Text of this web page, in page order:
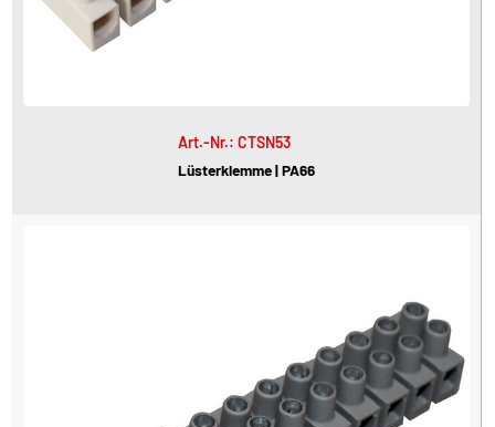
Art.-Nr.: CTSN53
Lüsterklemme | PA66